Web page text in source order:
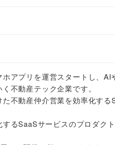
アプリを運営スタートし、AI
不動産テック企業です。
不動産仲介営業を効率化する
るSaaSサービスのプロダク